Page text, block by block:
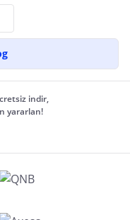
indir,
yararlan!